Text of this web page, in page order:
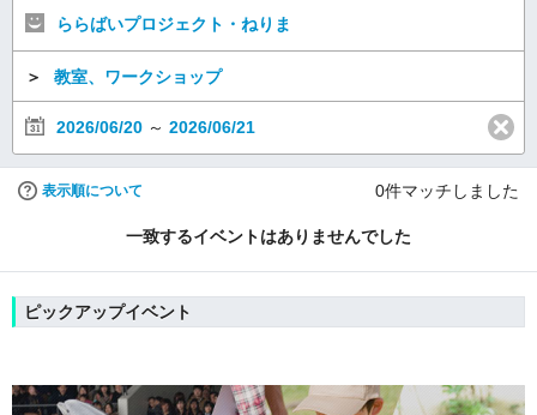
ららばいプロジェクト・ねりま
＞ 教室、ワークショップ
2026/06/20 ～ 2026/06/21
表示順について 0件マッチしました
一致するイベントはありませんでした
ピックアップイベント